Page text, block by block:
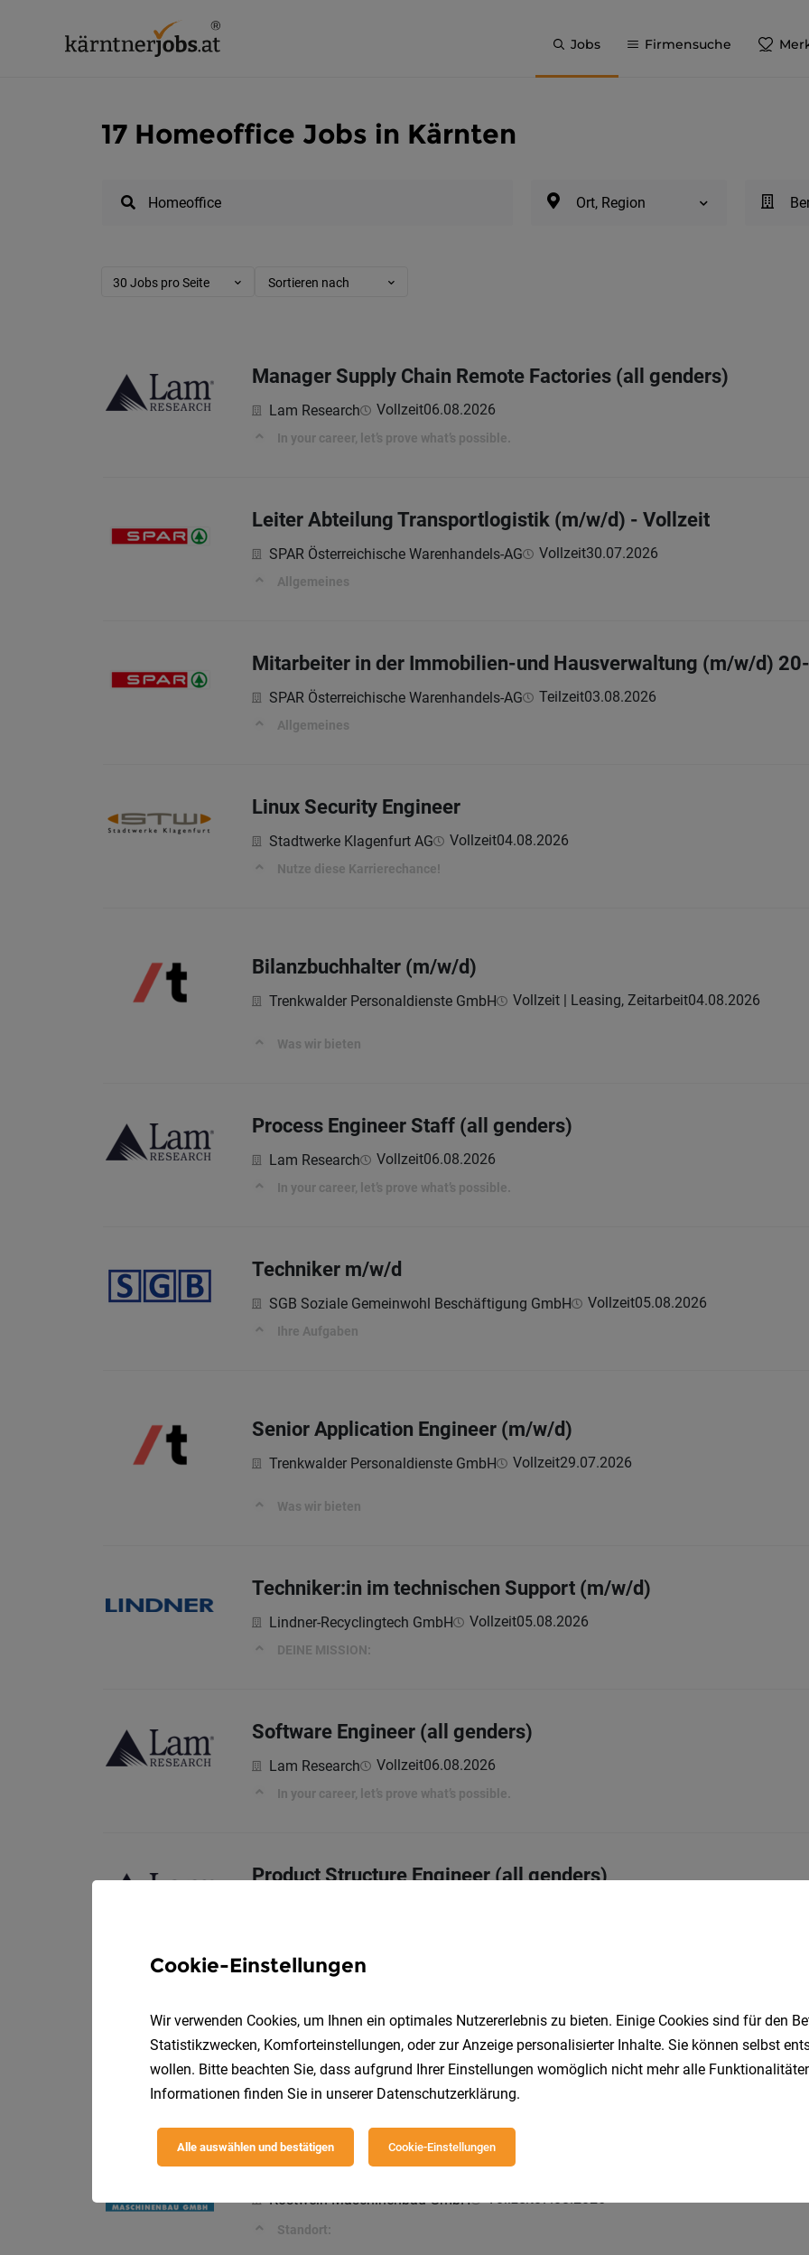
Jobs Firmensuche
17 Homeoffice Jobs in Kärnten
Ort, Region
30 Jobs pro Seite Sortieren nach
Manager Supply Chain Remote Factories (all genders)
Lam Research Vollzeit06.08.2026
In your career, let’s prove what’s possible.
Leiter Abteilung Transportlogistik (m/w/d) - Vollzeit
SPAR Österreichische Warenhandels-AG Vollzeit30.07.2026
Allgemeines
Mitarbeiter in der Immobilien-und Hausverwaltung (m/w/d)
SPAR Österreichische Warenhandels-AG Teilzeit03.08.2026
Allgemeines
Linux Security Engineer
Stadtwerke Klagenfurt AG Vollzeit04.08.2026
Nutze diese Karrierechance!
Bilanzbuchhalter (m/w/d)
Trenkwalder Personaldienste GmbH Vollzeit | Leasing, Zeitarbeit04.08.2026
Was wir bieten
Process Engineer Staff (all genders)
Lam Research Vollzeit06.08.2026
In your career, let’s prove what’s possible.
Techniker m/w/d
SGB Soziale Gemeinwohl Beschäftigung GmbH Vollzeit05.08.2026
Ihre Aufgaben
Senior Application Engineer (m/w/d)
Trenkwalder Personaldienste GmbH Vollzeit29.07.2026
Was wir bieten
Techniker:in im technischen Support (m/w/d)
Lindner-Recyclingtech GmbH Vollzeit05.08.2026
DEINE MISSION:
Software Engineer (all genders)
Lam Research Vollzeit06.08.2026
In your career, let’s prove what’s possible.
Product Structure Engineer (all genders)
Test Engineer (all genders)
Lam Research Vollzeit05.08.2026
In your career, let’s prove what’s possible.
HR-Assistenz - Schwerpunkt Personaladministration & Front
Kostwein Maschinenbau GmbH Vollzeit07.08.2026
Standort:
Cookie-Einstellungen
Wir verwenden Cookies, um Ihnen ein optimales Nutzererlebnis zu bieten. Einige Cookies sind für den
Statistikzwecken, Komforteinstellungen, oder zur Anzeige personalisierter Inhalte. Sie können selbst
wollen. Bitte beachten Sie, dass aufgrund Ihrer Einstellungen womöglich nicht mehr alle
Informationen finden Sie in unserer Datenschutzerklärung.
Alle auswählen und bestätigen Cookie-Einstellungen